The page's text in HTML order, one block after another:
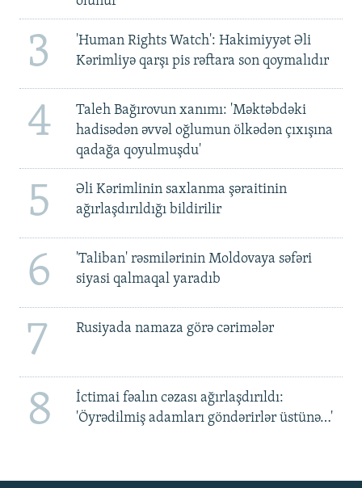
3
'Human Rights Watch': Hakimiyyət Əli
Kərimliyə qarşı pis rəftara son qoymalıdır
4
Taleh Bağırovun xanımı: 'Məktəbdəki
hadisədən əvvəl oğlumun ölkədən çıxışına
qadağa qoyulmuşdu'
5
Əli Kərimlinin saxlanma şəraitinin
ağırlaşdırıldığı bildirilir
6
'Taliban' rəsmilərinin Moldovaya səfəri
siyasi qalmaqal yaradıb
7 Rusiyada namaza görə cərimələr
8
İctimai fəalın cəzası ağırlaşdırıldı:
'Öyrədilmiş adamları göndərirlər üstünə…'